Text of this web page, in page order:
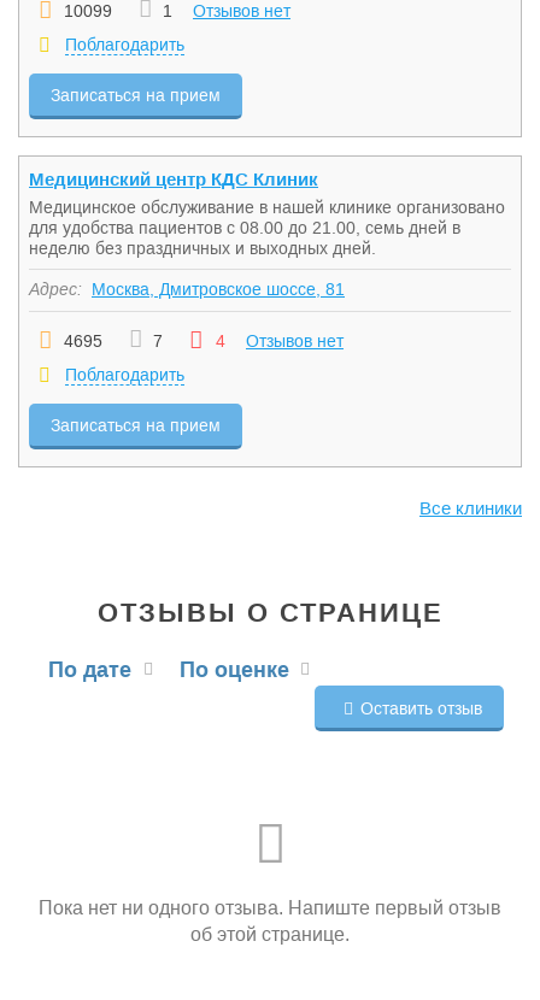
10099 1
Отзывов нет
Поблагодарить
Записаться на прием
Медицинский центр КДС Клиник
Медицинское обслуживание в нашей клинике организовано
для удобства пациентов с 08.00 до 21.00, семь дней в
неделю без праздничных и выходных дней.
Адрес: Москва, Дмитровское шоссе, 81
4695 7 4
Отзывов нет
Поблагодарить
Записаться на прием
Все клиники
ОТЗЫВЫ О СТРАНИЦЕ
По дате По оценке
Оставить отзыв
Пока нет ни одного отзыва. Напиште первый отзыв
об этой странице.